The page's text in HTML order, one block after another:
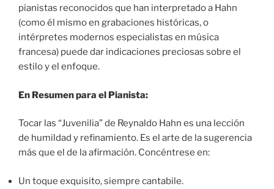
pianistas reconocidos que han interpretado a Hahn
(como él mismo en grabaciones históricas, o
intérpretes modernos especialistas en música
francesa) puede dar indicaciones preciosas sobre el
estilo y el enfoque.
En Resumen para el Pianista:
Tocar las “Juvenilia” de Reynaldo Hahn es una lección
de humildad y refinamiento. Es el arte de la sugerencia
más que el de la afirmación. Concéntrese en:
Un toque exquisito, siempre cantabile.